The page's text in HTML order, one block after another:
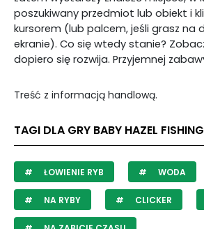
poszukiwany przedmiot lub obiekt i
kursorem (lub palcem, jeśli grasz na
ekranie). Co się wtedy stanie?
dopiero się rozwija. Przyjemnej
Treść z informacją handlową.
TAGI DLA GRY BABY HAZEL
ŁOWIENIE RYB WODA
NA RYBY CLICKER